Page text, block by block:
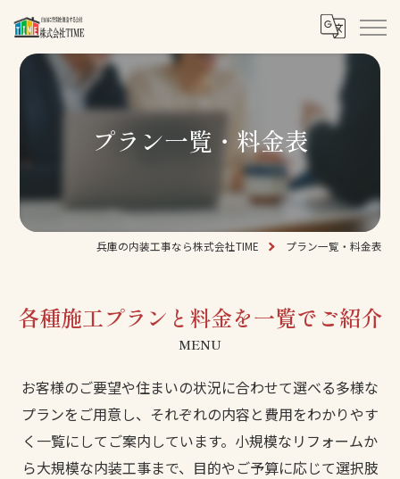
プラン一覧・料金表
兵庫の内装工事なら株式会社TIME プラン一覧・料金表
各種施工プランと料金を一覧でご紹介
MENU
お客様のご要望や住まいの状況に合わせて選べる多様な
プランをご用意し、それぞれの内容と費用をわかりやす
く一覧にしてご案内しています。小規模なリフォームか
ら大規模な内装工事まで、目的やご予算に応じて選択肢